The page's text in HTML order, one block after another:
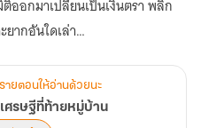
ออกมาเปลี่ยนเป็นเงินตรา พลิก
ากอันใดเล่า
ทธ์การค้าเหนือชั้นออกมาวาด
ของหมูปิ้งรถเข็น สู่ซาลาเปา
ายตอนให้อ่านด้วยนะ
ศรษฐีที่ท้ายหมู่บ้าน